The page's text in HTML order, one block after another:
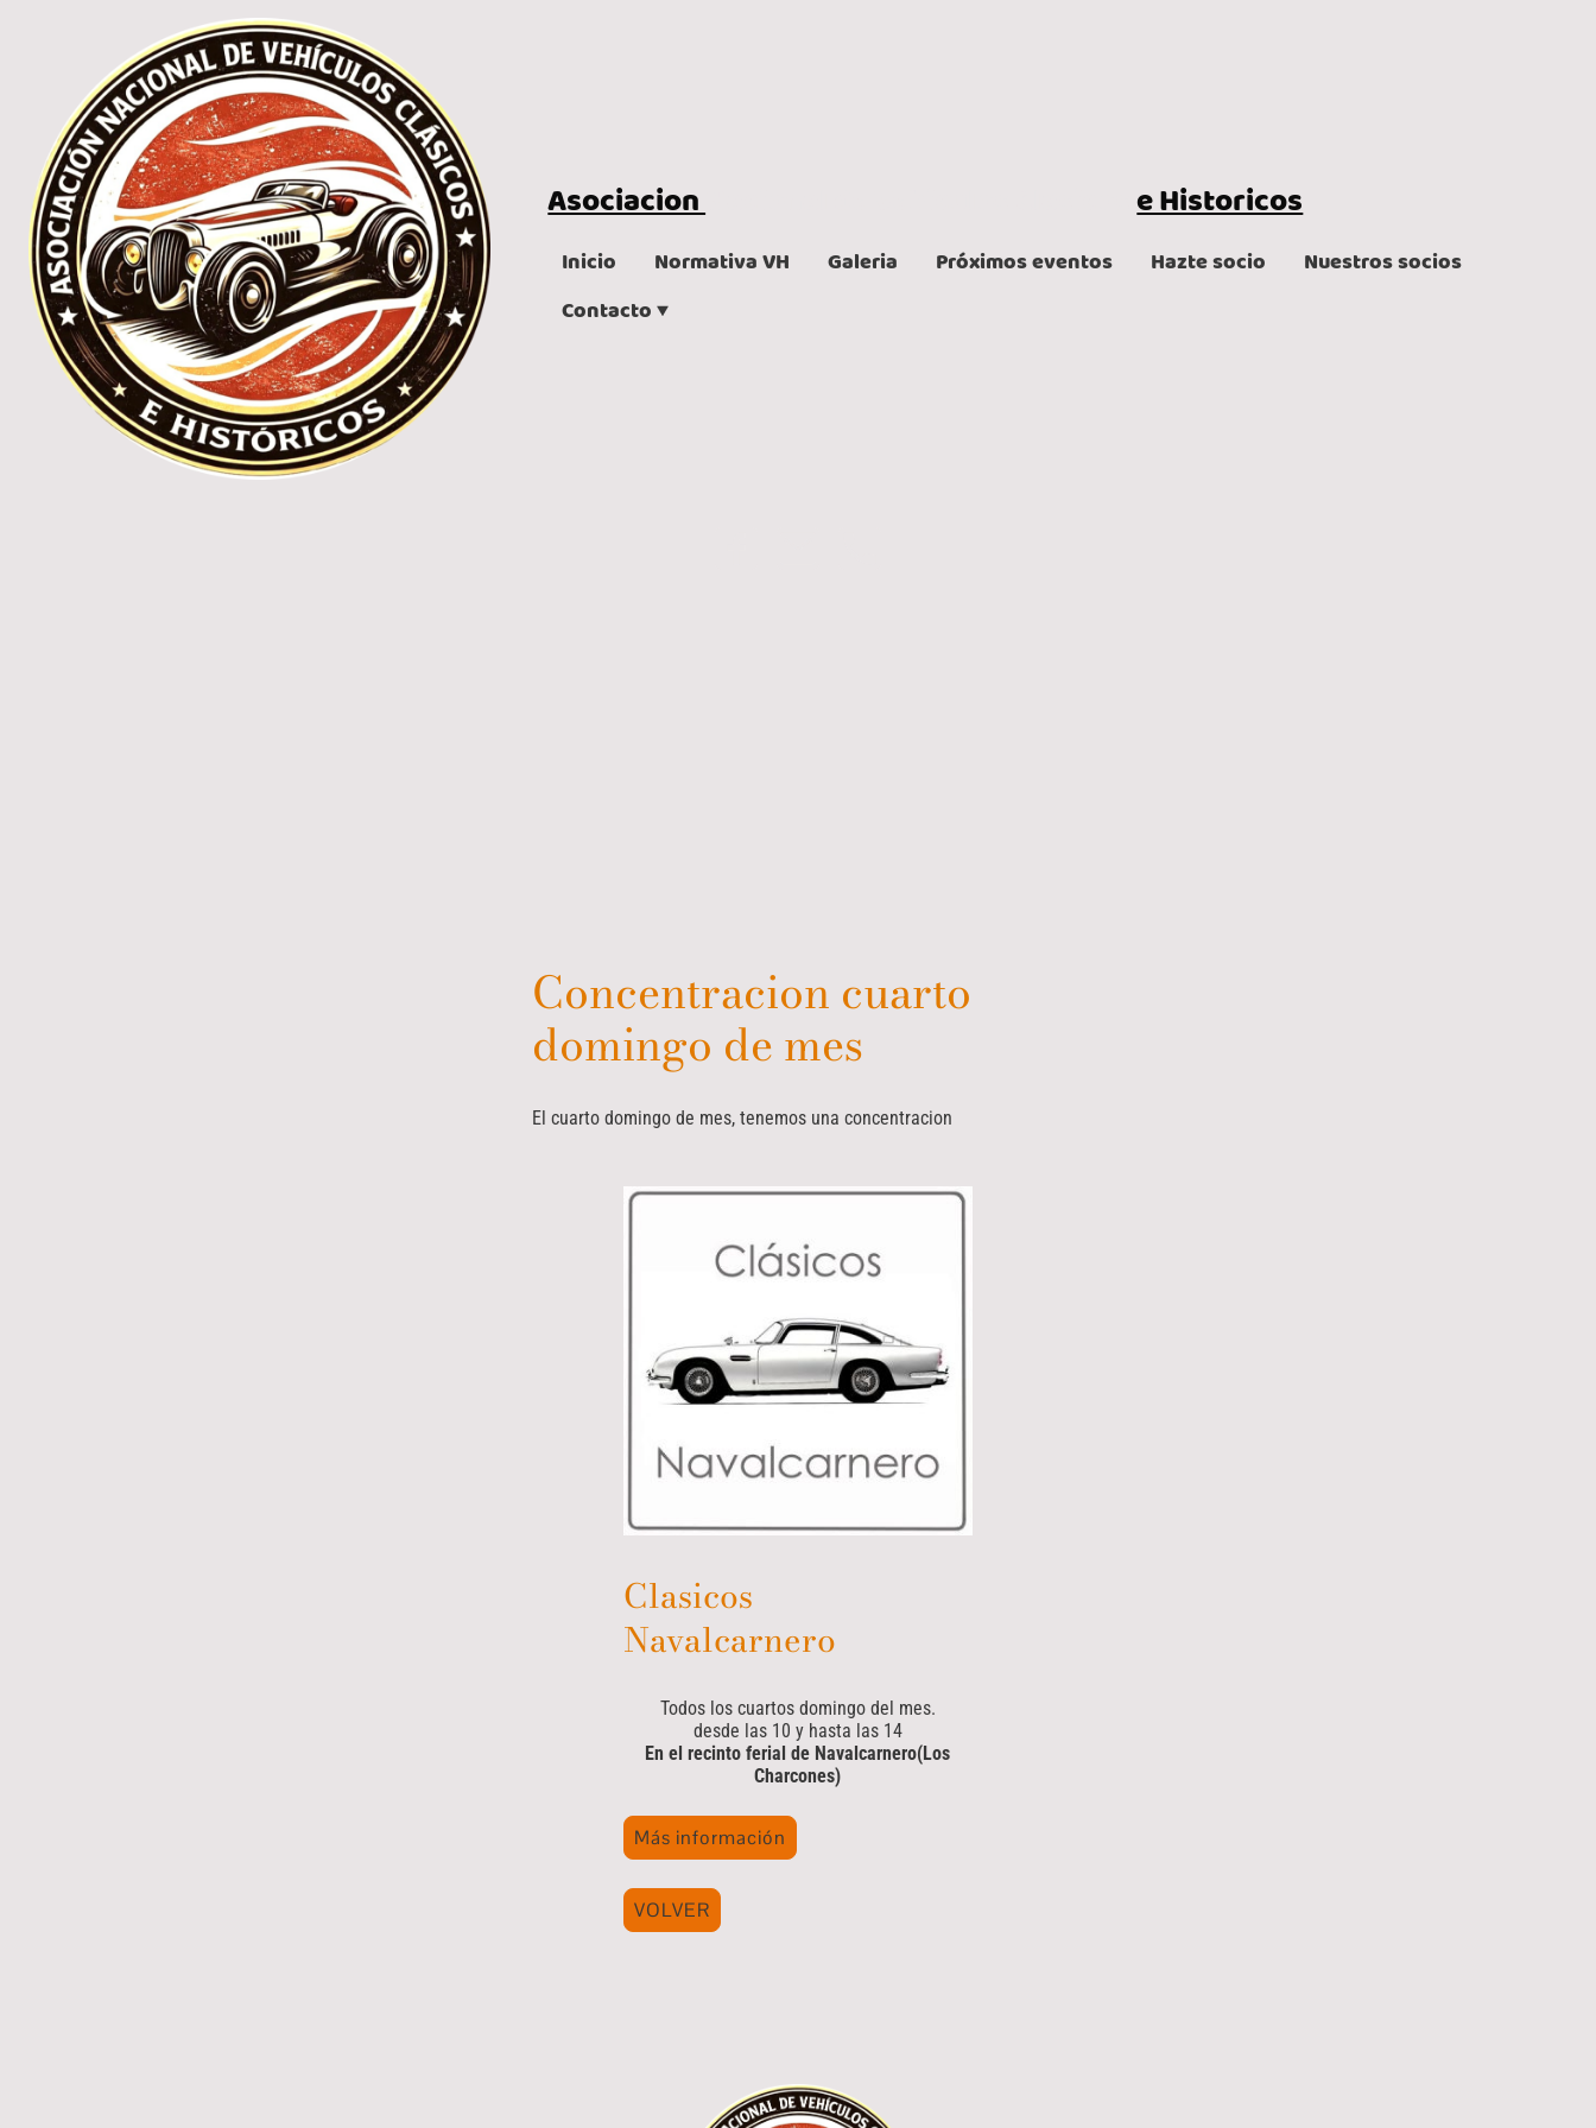
Asociacion Nacional de Vehiculos Clasicose Historicos
Inicio Normativa VH Galeria Próximos eventos Hazte socio
Nuestros socios
Contacto
Concentracion cuarto
domingo de mes
El cuarto domingo de mes, tenemos una concentracion
Clasicos
Navalcarnero
Todos los cuartos domingo del mes.
desde las 10 y hasta las 14
En el recinto ferial de Navalcarnero(Los
Charcones)
Más información
VOLVER